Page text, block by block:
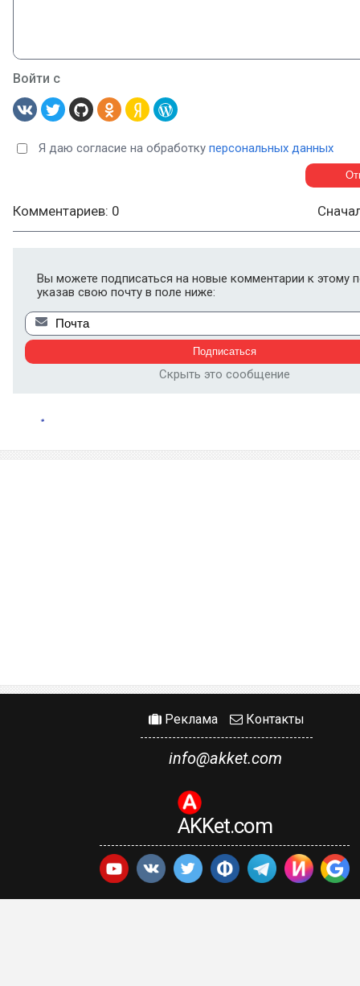
Войти с
Я даю согласие на обработку персональных данных
Комментариев: 0
Вы можете подписаться на новые комментарии к этому
указав свою почту в поле ниже:
Скрыть это сообщение
Реклама Контакты
info@akket.com
AKKet.com